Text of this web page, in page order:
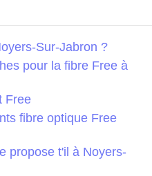
Sur-Jabron ?
pour la fibre Free à
Free
fibre optique Free
propose t'il à Noyers-